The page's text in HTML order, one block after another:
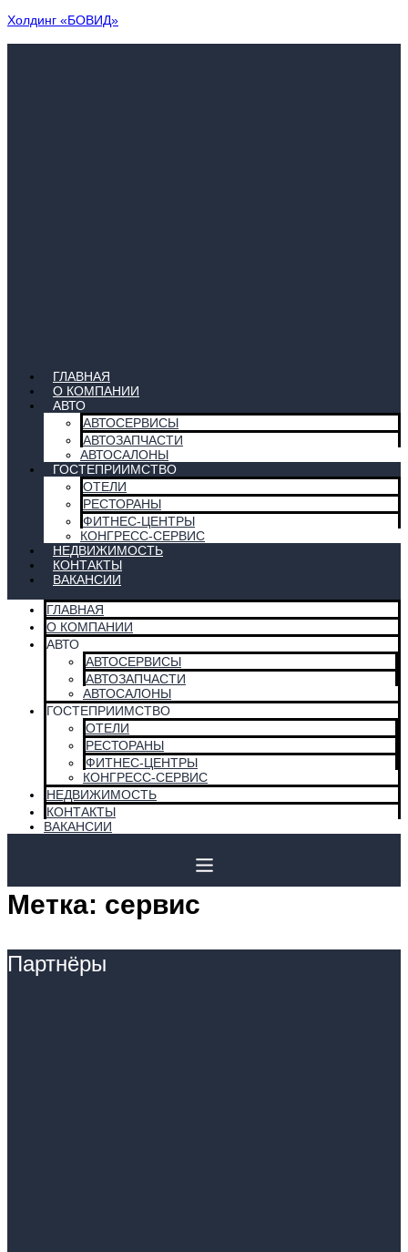
Холдинг «БОВИД»
ГЛАВНАЯ
О КОМПАНИИ
АВТО
АВТОСЕРВИСЫ
АВТОЗАПЧАСТИ
АВТОСАЛОНЫ
ГОСТЕПРИИМСТВО
ОТЕЛИ
РЕСТОРАНЫ
ФИТНЕС-ЦЕНТРЫ
КОНГРЕСС-СЕРВИС
НЕДВИЖИМОСТЬ
КОНТАКТЫ
ВАКАНСИИ
ГЛАВНАЯ
О КОМПАНИИ
АВТО
АВТОСЕРВИСЫ
АВТОЗАПЧАСТИ
АВТОСАЛОНЫ
ГОСТЕПРИИМСТВО
ОТЕЛИ
РЕСТОРАНЫ
ФИТНЕС-ЦЕНТРЫ
КОНГРЕСС-СЕРВИС
НЕДВИЖИМОСТЬ
КОНТАКТЫ
ВАКАНСИИ
Метка: сервис
Партнёры